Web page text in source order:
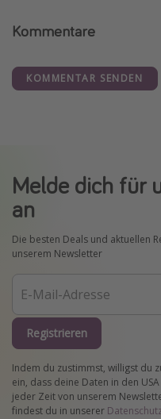
Kommentare
KOMMENTAR SENDEN
Melde dich für
an
Die besten Deals und aktuellen
unserem Newsletter
Registrieren
Indem du zustimmst, willigst du
ein, dass deine Daten in den
jeder Zeit von unserem
findest du in unserer